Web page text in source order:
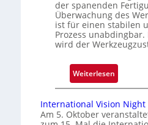
e
D
r
u
m
r
der spanenden
Überwachung des
ist für einen stabilen
Prozess unabdingbar.
wird der
Weiterlesen
A
t
International Vision Night
Am 5. Oktober